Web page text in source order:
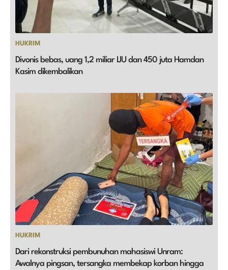
HUKRIM
Divonis bebas, uang 1,2 miliar IJU dan 450 juta Hamdan
Kasim dikembalikan
HUKRIM
Dari rekonstruksi pembunuhan mahasiswi Unram:
Awalnya pingsan, tersangka membekap korban hingga